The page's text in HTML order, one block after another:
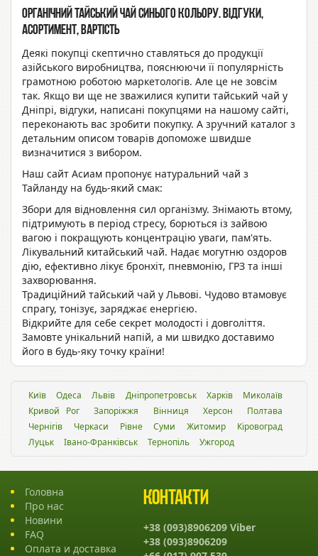
Органічний тайський чай синього кольору. Відгуки,
асортимент,вартість
Деякі покупці скептично ставляться до продукції
азійського виробництва, пояснюючи її популярність
грамотною роботою маркетологів. Але це не зовсім
так. Якщо ви ще не зважилися купити тайський чай у
Дніпрі, відгуки, написані покупцями на нашому сайті,
переконають вас зробити покупку. А зручний каталог з
детальним описом товарів допоможе швидше
визначитися з вибором.
Наш сайт Асиам пропонує натуральний чай з
Тайланду на будь-який смак:
Збори для відновлення сил організму. Знімають втому,
підтримують в період стресу, борються із зайвою
вагою і покращують концентрацію уваги, пам'ять.
Лікувальний китайський чай. Надає могутню оздоров
дію, ефективно лікує бронхіт, пневмонію, ГРЗ та інші
захворювання.
Традиційний тайський чай у Львові. Чудово втамовує
спрагу, тонізує, заряджає енергією.
Відкрийте для себе секрет молодості і довголіття.
Замовте унікальний напій, а ми швидко доставимо
його в будь-яку точку країни!
Київ Одеса Львiв Дніпропетровськ Харків
Миколаїв
Кривой Рог
Запоріжжя Вінниця Херсон
Полтава
Чернігів
Черкаси Рівне Суми Житомир
Кіровоград
Луцьк
Івано-Франківськ Тернопіль Ужгород
Головна
Про нас
Новини
FAQ
Оплата и доставка
Контакти
+38 (093)8906209 Viber
+38 (093)8906209